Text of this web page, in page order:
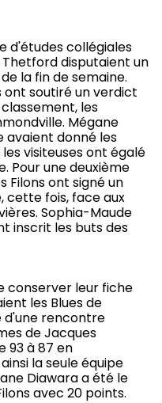
d'études collégiales
disputaient un
la fin de semaine.
ont soutiré un verdict
les
Mégane
avaient donné les
visiteuses ont égalé
Pour une deuxième
Filons ont signé un
cette fois, face aux
Sophia-Maude
inscrit les buts des
conserver leur fiche
les Blues de
d'une rencontre
de Jacques
93 à 87 en
la seule équipe
Diawara a été le
avec 20 points.